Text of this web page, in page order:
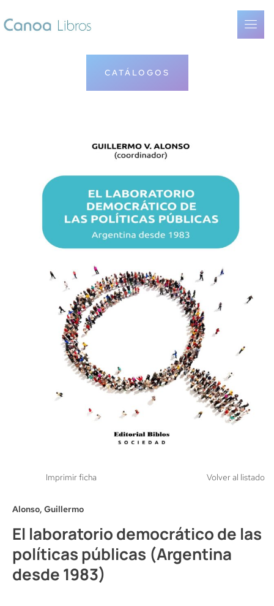
CATÁLOGOS
Imprimir ficha Volver al listado
Alonso, Guillermo
El laboratorio democrático de las
políticas públicas (Argentina
desde 1983)